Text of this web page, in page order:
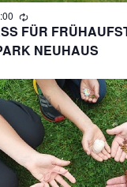
FÜR
NEUHAUS